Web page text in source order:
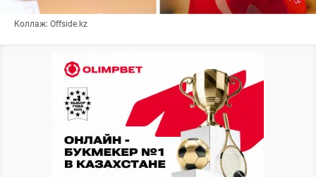
Коллаж: Offside.kz